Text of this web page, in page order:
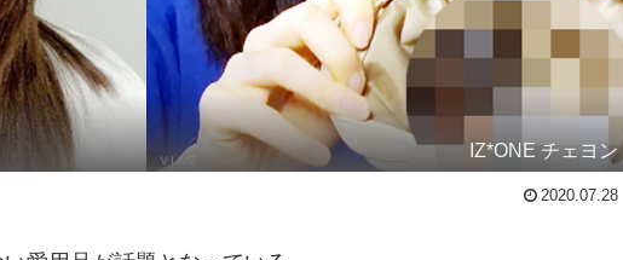
IZ*ONE チェヨン
2020.07.28